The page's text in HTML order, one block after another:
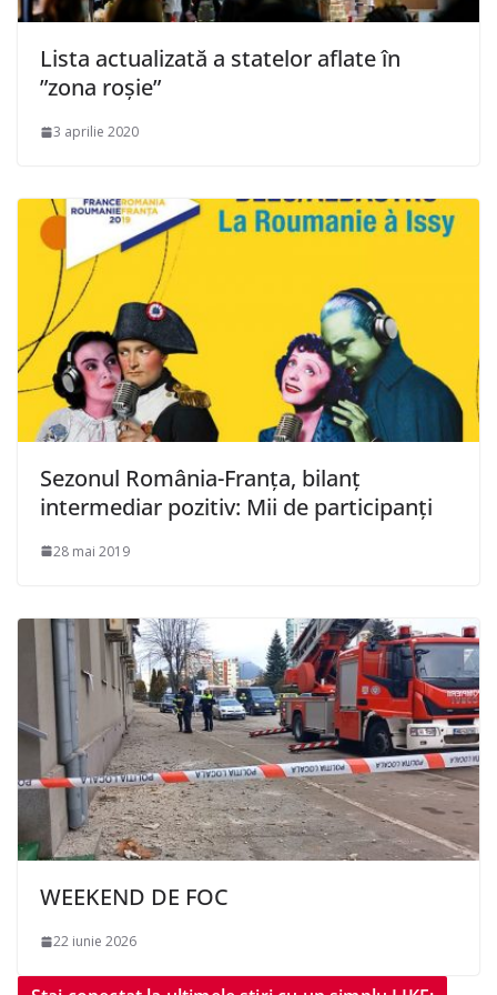
Lista actualizată a statelor aflate în
”zona roşie”
3 aprilie 2020
Sezonul România-Franţa, bilanţ
intermediar pozitiv: Mii de participanţi
28 mai 2019
WEEKEND DE FOC
22 iunie 2026